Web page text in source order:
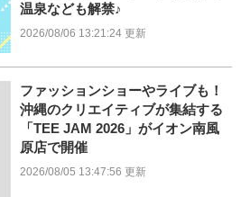
温泉なども解禁♪
2026/08/06 13:21:24 更新
ファッションショーやライブも！
沖縄のクリエイティブが集結する
「TEE JAM 2026」がイオン南風
原店で開催
2026/08/05 13:47:56 更新